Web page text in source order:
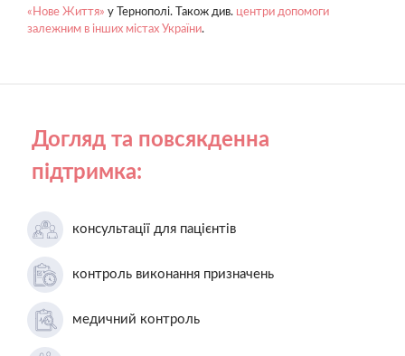
«Нове Життя» у Тернополі. Також див. центри допомоги
залежним в інших містах України.
Догляд та повсякденна
підтримка:
консультації для пацієнтів
контроль виконання призначень
медичний контроль